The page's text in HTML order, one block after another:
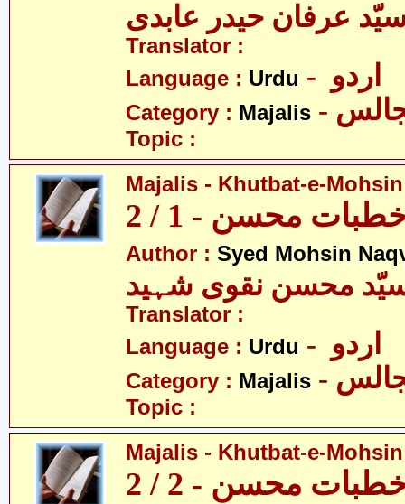
عرفان حیدر عابدی
Translator :
Language : Urdu
Category : Majalis
Topic :
Majalis - Khutbat-e-
محسن - 1 / 2
Author : Syed Mohsin
محسن نقوی شہید
Translator :
Language : Urdu
Category : Majalis
Topic :
Majalis - Khutbat-e-
محسن - 2 / 2